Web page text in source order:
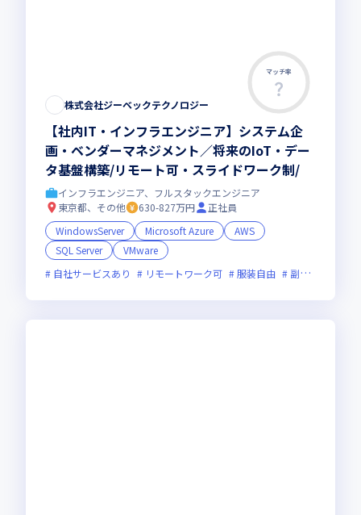
マッチ率
株式会社ジーベックテクノロジー
【社内IT・インフラエンジニア】システム企
画・ベンダーマネジメント／将来のIoT・デー
タ基盤構築/リモート可・スライドワーク制/
インフラエンジニア、フルスタックエンジニア
東京都、その他
630-827万円
正社員
WindowsServer
Microsoft Azure
AWS
SQL Server
VMware
自社サービスあり
リモートワーク可 服装自由 副業可